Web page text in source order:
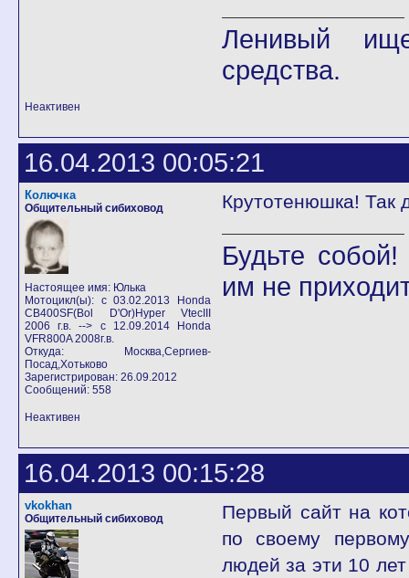
Ленивый
средства.
Неактивен
16.04.2013 00:05:21
Колючка
Общительный сибиховод
Настоящее имя: Юлька
Мотоцикл(ы): с 03.02.2013 Honda
CB400SF(Bol D'Or)Hyper VtecIII
2006 г.в. --> с 12.09.2014 Honda
VFR800A 2008г.в.
Откуда: Москва,Сергиев-
Посад,Хотьково
Зарегистрирован: 26.09.2012
Сообщений: 558
Крутотенюшка! Так
Будьте
им не
Неактивен
16.04.2013 00:15:28
vkokhan
Общительный сибиховод
Первый сайт на
по своему
людей за эти 10